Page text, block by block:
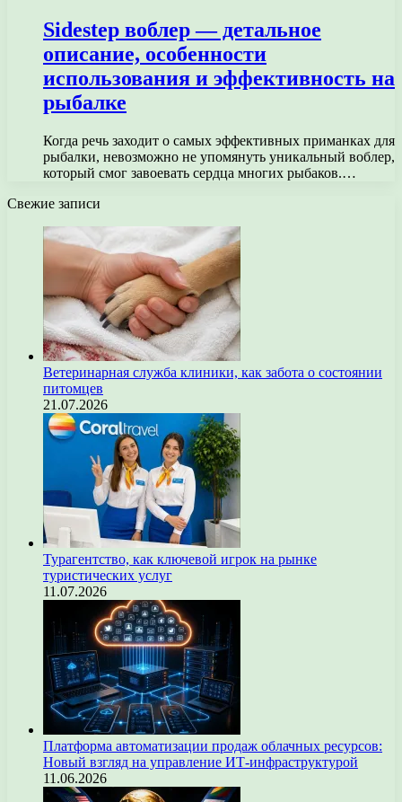
Sidestep воблер — детальное
описание, особенности
использования и эффективность на
рыбалке
Когда речь заходит о самых эффективных приманках для
рыбалки, невозможно не упомянуть уникальный воблер,
который смог завоевать сердца многих рыбаков.…
Свежие записи
Ветеринарная служба клиники, как забота о состоянии
питомцев
21.07.2026
Турагентство, как ключевой игрок на рынке
туристических услуг
11.07.2026
Платформа автоматизации продаж облачных ресурсов:
Новый взгляд на управление ИТ-инфраструктурой
11.06.2026